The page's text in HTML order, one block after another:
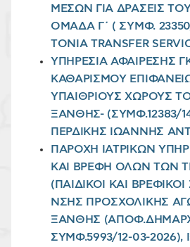
ΜΕΣΩΝ ΓΙΑ ΔΡΑΣΕΙΣ
ΟΜΑΔΑ Γ΄ ( ΣΥΜΦ.
TONIA TRANSFER
ΥΠΗΡΕΣΙΑ ΑΦΑΙΡΕΣΗΣ
ΚΑΘΑΡΙΣΜΟΥ
ΥΠΑΙΘΡΙΟΥΣ ΧΩΡΟΥΣ
ΞΑΝΘΗΣ- (ΣΥΜΦ.12383/
ΠΕΡΔΙΚΗΣ ΙΩΑΝΝΗΣ
ΠΑΡΟΧΗ ΙΑΤΡΙΚΩΝ
ΚΑΙ ΒΡΕΦΗ ΟΛΩΝ ΤΩΝ
(ΠΑΙΔΙΚΟΙ ΚΑΙ
ΝΣΗΣ ΠΡΟΣΧΟΛΙΚΗΣ
ΞΑΝΘΗΣ
ΣΥΜΦ.5993/12-03-2026),